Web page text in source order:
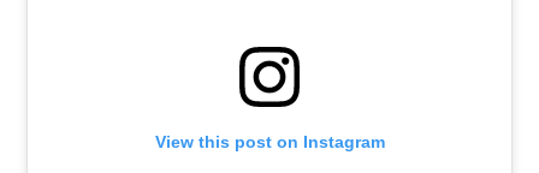
View this post on Instagram